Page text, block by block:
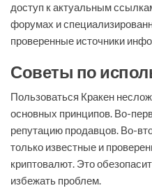
доступ к актуальным
форумах и
проверенные источники
Советы по
Пользоваться Кракен
основных принципов. Во-
репутацию продавцов. Во-
только известные и
криптовалют. Это
избежать проблем.